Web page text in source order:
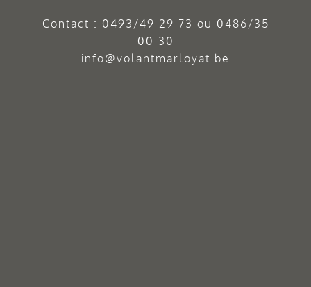
Contact : 0493/49 29 73 ou 0486/35
00 30
info@volantmarloyat.be